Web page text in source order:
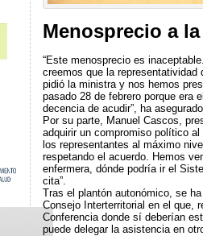
Menosprecio a
“Este menosprecio es
creemos que la representatividad
pidió la ministra y nos hemos
pasado 28 de febrero porque era
decencia de acudir”, ha asegurado
Por su parte, Manuel Cascos,
adquirir un compromiso político
los representantes al máximo
respetando el acuerdo. Hemos
enfermera, dónde podría ir el
cita”.
Tras el plantón autonómico, se
Consejo Interterritorial en el que,
Conferencia donde sí deberían
puede delegar la asistencia en